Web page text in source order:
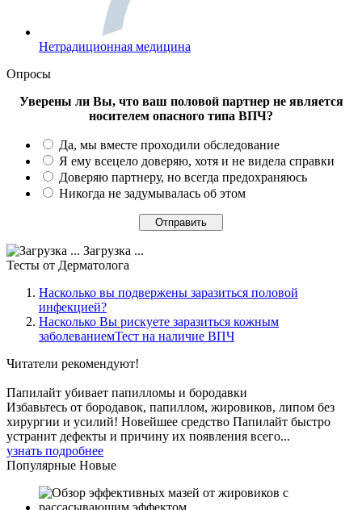
Нетрадиционная медицина
Опросы
Уверены ли Вы, что ваш половой партнер не является
носителем опасного типа ВПЧ?
Да, мы вместе проходили обследование
Я ему всецело доверяю, хотя и не видела справки
Доверяю партнеру, но всегда предохраняюсь
Никогда не задумывалась об этом
Загрузка ...
Тесты от Дерматолога
Насколько вы подвержены заразиться половой
инфекцией?
Насколько Вы рискуете заразиться кожным
заболеваниемТест на наличие ВПЧ
Читатели рекомендуют!
Папилайт убивает папилломы и бородавки
Избавьтесь от бородавок, папиллом, жировиков, липом без
хирургии и усилий! Новейшее средство Папилайт быстро
устранит дефекты и причину их появления всего...
узнать подробнее
Популярные Новые